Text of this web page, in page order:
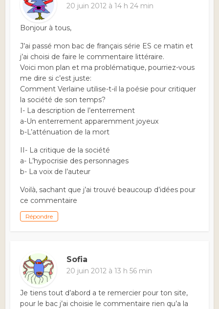
20 juin 2012 à 14 h 24 min
Bonjour à tous,
J’ai passé mon bac de français série ES ce matin et
j’ai choisi de faire le commentaire littéraire.
Voici mon plan et ma problématique, pourriez-vous
me dire si c’est juste:
Comment Verlaine utilise-t-il la poésie pour critiquer
la société de son temps?
I- La description de l’enterrement
a-Un enterrement apparemment joyeux
b-L’atténuation de la mort
II- La critique de la société
a- L’hypocrisie des personnages
b- La voix de l’auteur
Voilà, sachant que j’ai trouvé beaucoup d’idées pour
ce commentaire
Répondre
Sofia
20 juin 2012 à 13 h 56 min
Je tiens tout d’abord a te remercier pour ton site,
pour le bac j’ai choisie le commentaire rien qu’a la